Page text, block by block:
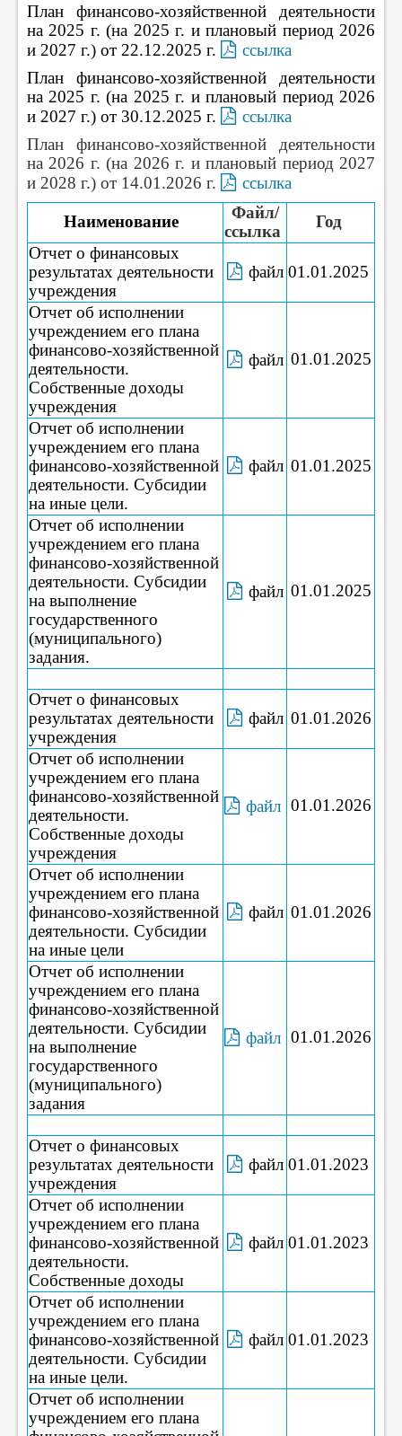
План финансово-хозяйственной деятельности
на 2025 г. (на 2025 г. и плановый период 2026
и 2027 г.) от 22.12.2025 г.
ссылка
План финансово-хозяйственной деятельности
на 2025 г. (на 2025 г. и плановый период 2026
и 2027 г.) от 30.12.2025 г.
ссылка
План финансово-хозяйственной деятельности
на 2026 г. (на 2026 г. и плановый период 2027
и 2028 г.) от 14.01.2026 г.
ссылка
Наименование
Файл/
ссылка
Год
Отчет о финансовых
результатах деятельности
учреждения
файл 01.01.2025
Отчет об исполнении
учреждением его плана
финансово-хозяйственной
деятельности.
Собственные доходы
учреждения
файл 01.01.2025
Отчет об исполнении
учреждением его плана
финансово-хозяйственной
деятельности. Субсидии
на иные цели.
файл 01.01.2025
Отчет об исполнении
учреждением его плана
финансово-хозяйственной
деятельности. Субсидии
на выполнение
государственного
(муниципального)
задания.
файл 01.01.2025
Отчет о финансовых
результатах деятельности
учреждения
файл 01.01.2026
Отчет об исполнении
учреждением его плана
финансово-хозяйственной
деятельности.
Собственные доходы
учреждения
файл 01.01.2026
Отчет об исполнении
учреждением его плана
финансово-хозяйственной
деятельности. Субсидии
на иные цели
файл 01.01.2026
Отчет об исполнении
учреждением его плана
финансово-хозяйственной
деятельности. Субсидии
на выполнение
государственного
(муниципального)
задания
файл 01.01.2026
Отчет о финансовых
результатах деятельности
учреждения
файл 01.01.2023
Отчет об исполнении
учреждением его плана
финансово-хозяйственной
деятельности.
Собственные доходы
файл 01.01.2023
Отчет об исполнении
учреждением его плана
финансово-хозяйственной
деятельности. Субсидии
на иные цели.
файл 01.01.2023
Отчет об исполнении
учреждением его плана